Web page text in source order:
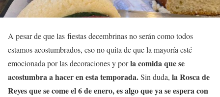
A pesar de que las fiestas decembrinas no serán como todos
estamos acostumbrados, eso no quita de que la mayoría esté
emocionada por las decoraciones y porla comida que se
acostumbra a hacer en esta temporada.Sin duda, la Rosca de
Reyes que se come el 6 de enero, es algo que ya se espera con